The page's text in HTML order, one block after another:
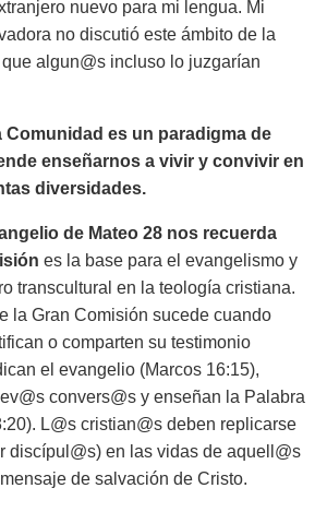
nuevo para mi lengua. Mi
no discutió este ámbito de la
algun@s incluso lo juzgarían
Comunidad es un paradigma de
enseñarnos a vivir y convivir en
diversidades.
de Mateo 28 nos recuerda
es la base para el evangelismo y
transcultural en la teología cristiana.
la Gran Comisión sucede cuando
o comparten su testimonio
el evangelio (Marcos 16:15),
convers@s y enseñan la Palabra
L@s cristian@s deben replicarse
discípul@s) en las vidas de aquell@s
de salvación de Cristo.